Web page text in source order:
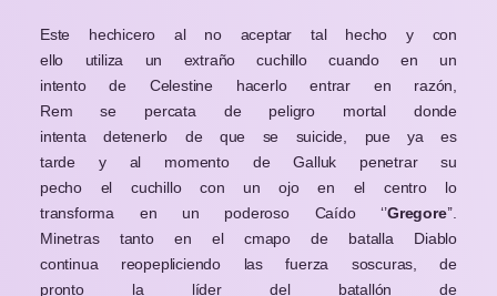
Este hechicero al no aceptartal hecho y con
ello utiliza un extraño cuchillocuando en un
intento de Celestine hacerlo entrar en razón
Remse percata de peligro mortal donde
intenta
detenerlo de que se suicide, pue ya es
tarde y al momentode Galluk penetrar su
pecho el cuchillo con un ojo en el centro lo
transforma en un poderoso Caído‘’Gregore’’.
Minetras tanto en el cmapo de batalla Diablo
continua reopepliciendo las fuerza soscuras,de
prontola líder del batallón de